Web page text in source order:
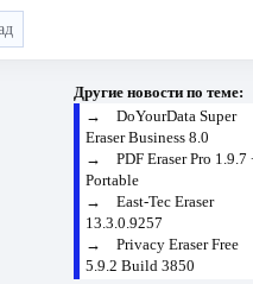
Другие новости по теме:
→ DoYourData Super
Eraser Business 8.0
→ PDF Eraser Pro 1.9.7
Portable
→ East-Tec Eraser
13.3.0.9257
→ Privacy Eraser Free
5.9.2 Build 3850